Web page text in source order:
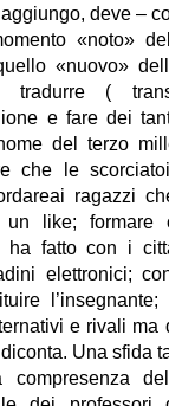
deve –
«noto»
«nuovo»
tradurre (
e fare dei
del terzo
che le
ragazzi
like; formare
ha fatto con i
elettronici;
l’insegnante;
e rivali ma
Una sfida